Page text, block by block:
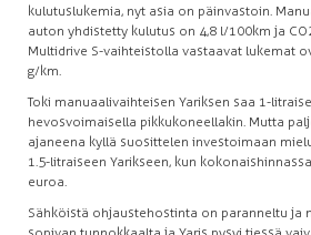
kulutuslukemia, nyt asia on päinvastoin.
auton yhdistetty kulutus on 4,8 l/100km ja
Multidrive S-vaihteistolla vastaavat lukemat
g/km.
Toki manuaalivaihteisen Yariksen saa 1-
hevosvoimaisella pikkukoneellakin. Mutta
ajaneena kyllä suosittelen investoimaan
1.5-litraiseen Yarikseen, kun
euroa.
Sähköistä ohjaustehostinta on paranneltu ja